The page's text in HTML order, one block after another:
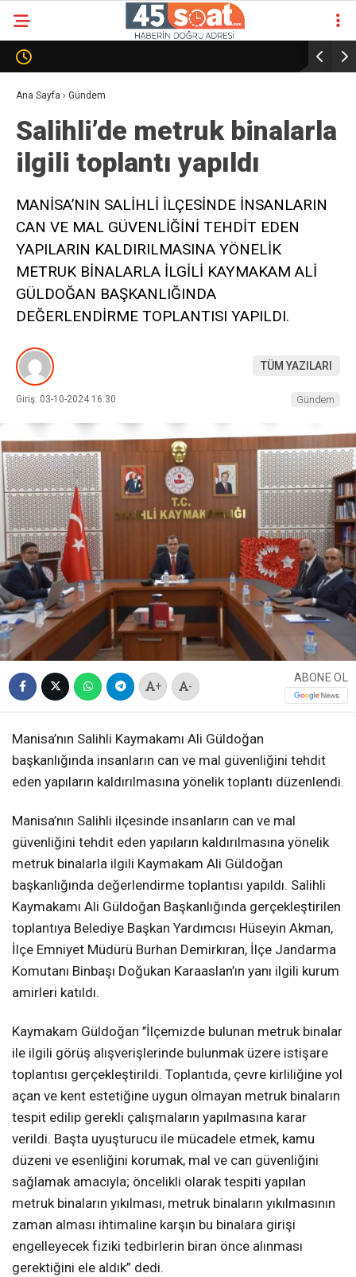
Ana Sayfa › Gündem
Salihli’de metruk binalarla
ilgili toplantı yapıldı
MANİSA’NIN SALİHLİ İLÇESİNDE İNSANLARIN
CAN VE MAL GÜVENLİĞİNİ TEHDİT EDEN
YAPILARIN KALDIRILMASINA YÖNELİK
METRUK BİNALARLA İLGİLİ KAYMAKAM ALİ
GÜLDOĞAN BAŞKANLIĞINDA
DEĞERLENDİRME TOPLANTISI YAPILDI.
TÜM YAZILARI
Giriş: 03-10-2024 16:30 Gündem
+ -
ABONE OL
Manisa’nın Salihli Kaymakamı Ali Güldoğan
başkanlığında insanların can ve mal güvenliğini tehdit
eden yapıların kaldırılmasına yönelik toplantı düzenlendi.
Manisa’nın Salihli ilçesinde insanların can ve mal
güvenliğini tehdit eden yapıların kaldırılmasına yönelik
metruk binalarla ilgili Kaymakam Ali Güldoğan
başkanlığında değerlendirme toplantısı yapıldı. Salihli
Kaymakamı Ali Güldoğan Başkanlığında gerçekleştirilen
toplantıya Belediye Başkan Yardımcısı Hüseyin Akman,
İlçe Emniyet Müdürü Burhan Demirkıran, İlçe Jandarma
Komutanı Binbaşı Doğukan Karaaslan’ın yanı ilgili kurum
amirleri katıldı.
Kaymakam Güldoğan ’’İlçemizde bulunan metruk binalar
ile ilgili görüş alışverişlerinde bulunmak üzere istişare
toplantısı gerçekleştirildi. Toplantıda, çevre kirliliğine yol
açan ve kent estetiğine uygun olmayan metruk binaların
tespit edilip gerekli çalışmaların yapılmasına karar
verildi. Başta uyuşturucu ile mücadele etmek, kamu
düzeni ve esenliğini korumak, mal ve can güvenliğini
sağlamak amacıyla; öncelikli olarak tespiti yapılan
metruk binaların yıkılması, metruk binaların yıkılmasının
zaman alması ihtimaline karşın bu binalara girişi
engelleyecek fiziki tedbirlerin biran önce alınması
gerektiğini ele aldık” dedi.